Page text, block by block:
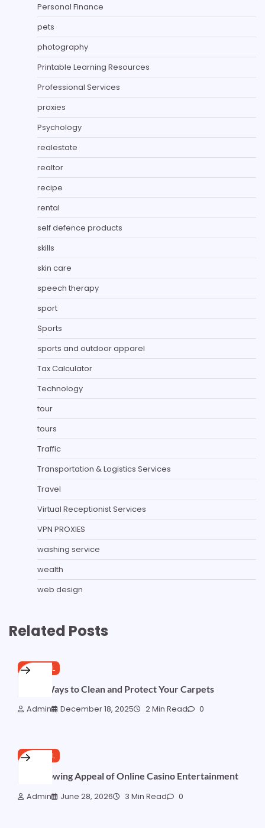
Personal Finance
pets
photography
Printable Learning Resources
Professional Services
proxies
Psychology
realestate
realtor
recipe
rental
self defence products
skills
skin care
speech therapy
sport
Sports
sports and outdoor apparel
Tax Calculator
Technology
tour
tours
Traffic
Transportation & Logistics Services
Travel
Virtual Receptionist Services
VPN PROXIES
washing service
wealth
web design
Related Posts
GENERAL
Smart Ways to Clean and Protect Your Carpets
Admin December 18, 2025 2 Min Read 0
GENERAL
The Growing Appeal of Online Casino Entertainment
Admin June 28, 2026 3 Min Read 0